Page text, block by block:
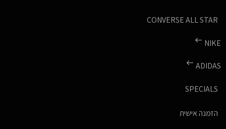
CONVERSE ALL STAR
NIKE
ADIDAS
SPECIALS
הזמנה אישית